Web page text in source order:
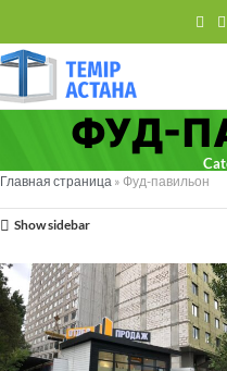
ФУД-
Главная страница » Фуд-павильон
Show sidebar